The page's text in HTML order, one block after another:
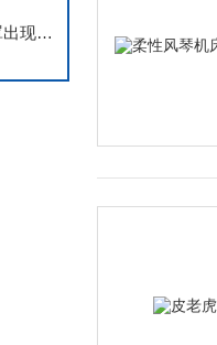
简述防止高速钢板防护罩出现老化现象的方法